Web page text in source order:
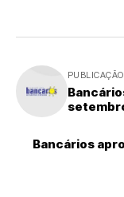
Bancários